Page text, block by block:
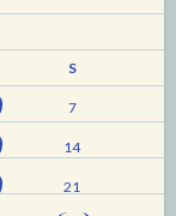
S
7
14
21